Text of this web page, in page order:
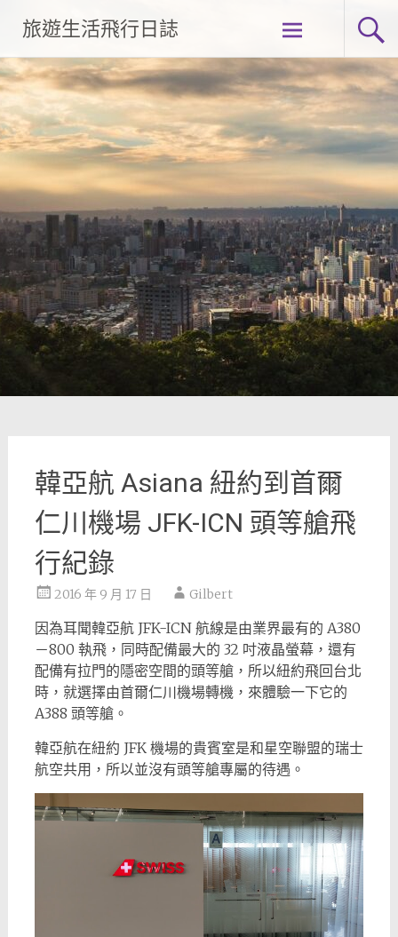
旅遊生活飛行日誌
Skip
to
content
韓亞航 Asiana 紐約到首爾
仁川機場 JFK-ICN 頭等艙飛
行紀錄
2016 年 9 月 17 日 Gilbert
因為耳聞韓亞航 JFK-ICN 航線是由業界最有的 A380
－800 執飛，同時配備最大的 32 吋液晶螢幕，還有
配備有拉門的隱密空間的頭等艙，所以紐約飛回台北
時，就選擇由首爾仁川機場轉機，來體驗一下它的
A388 頭等艙。
韓亞航在紐約 JFK 機場的貴賓室是和星空聯盟的瑞士
航空共用，所以並沒有頭等艙專屬的待遇。